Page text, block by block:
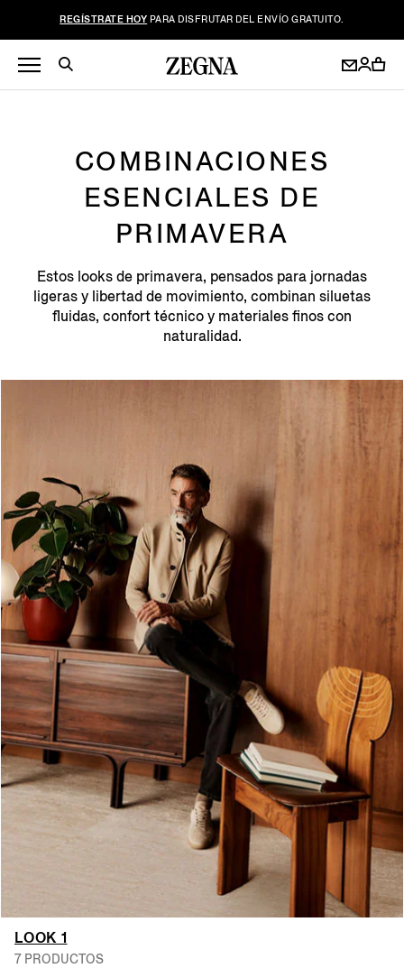
REGÍSTRATE HOY PARA DISFRUTAR DEL ENVÍO GRATUITO.
COMBINACIONES
ESENCIALES DE
PRIMAVERA
Estos looks de primavera, pensados para jornadas
ligeras y libertad de movimiento, combinan siluetas
fluidas, confort técnico y materiales finos con
naturalidad.
LOOK 1
7 PRODUCTOS